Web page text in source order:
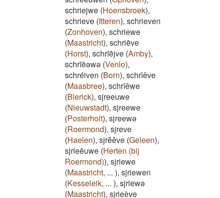
schriejwe (Hoensbroek),
schrieve (Itteren), schrieven
(Zonhoven), schriewe
(Maastricht), schriēve
(Horst), schrīējve (Amby),
schrīēəwə (Venlo),
schréiven (Born), schrîêve
(Maasbree), schrîêwe
(Blerick), sjreeuwe
(Nieuwstadt), sjreewe
(Posterholt), sjreewə
(Roermond), sjreve
(Haelen), sjrĕĕve (Geleen),
sjrieēuwe (Herten (bij
Roermond)), sjriewe
(Maastricht, ... ), sjriewen
(Kesseleik, ... ), sjriewə
(Maastricht), sjrieève